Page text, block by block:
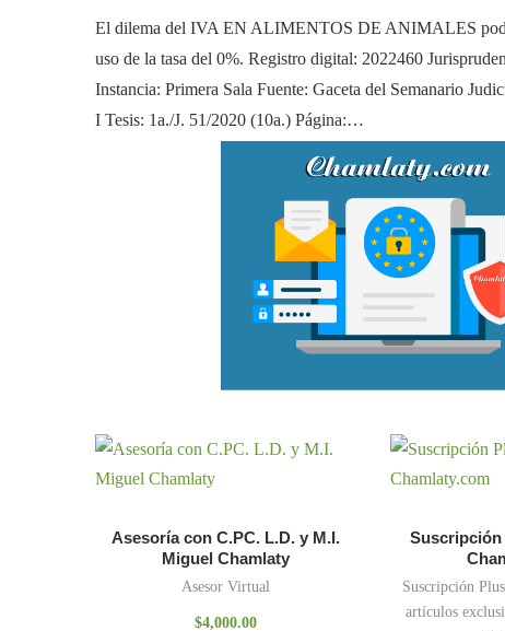
El dilema del IVA EN ALIMENTOS DE ANIMALES
uso de la tasa del 0%. Registro digital: 2022460
Instancia: Primera Sala Fuente: Gaceta del Semanario
I Tesis: 1a./J. 51/2020 (10a.) Página:…
Asesoría con C.PC. L.D. y M.I.
Miguel Chamlaty
Asesor Virtual
$4,000.00
Suscripción
Suscripción
artículos